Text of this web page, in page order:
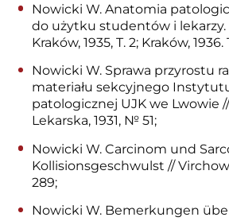
Nowicki W. Anatomia
do użytku studentów i lekarzy.
Kraków, 1935, T. 2; Kraków, 1936.
Nowicki W. Sprawa przyrostu
materiału sekcyjnego
patologicznej UJK we Lwowie
Lekarska, 1931, № 51;
Nowicki W. Carcinom und
Kollisionsgeschwulst // Virchow
289;
Nowicki W. Bemerkungen